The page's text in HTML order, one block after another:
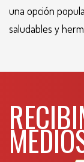
una opción
saludables y